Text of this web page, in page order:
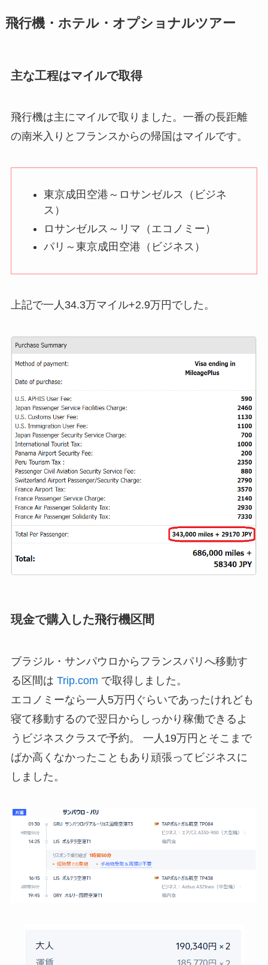
飛行機・ホテル・オプショナルツアー
主な工程はマイルで取得
飛行機は主にマイルで取りました。一番の長距離
の南米入りとフランスからの帰国はマイルです。
東京成田空港～ロサンゼルス（ビジネ
ス）
ロサンゼルス～リマ（エコノミー）
パリ～東京成田空港（ビジネス）
上記で一人34.3万マイル+2.9万円でした。
現金で購入した飛行機区間
ブラジル・サンパウロからフランスパリへ移動す
る区間は Trip.com で取得しました。
エコノミーなら一人5万円ぐらいであったけれども
寝て移動するので翌日からしっかり稼働できるよ
うビジネスクラスで予約。 一人19万円とそこまで
ばか高くなかったこともあり頑張ってビジネスに
しました。